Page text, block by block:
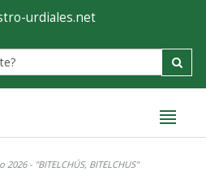
urdiales.net
Label
Verano 2026 - "BITELCHÚS, BITELCHUS"